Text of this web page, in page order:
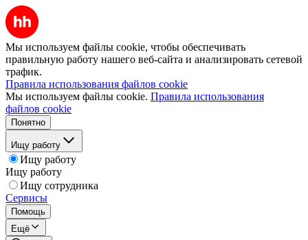
Мы используем файлы cookie, чтобы обеспечивать
правильную работу нашего веб-сайта и анализировать сетевой
трафик.
Правила использования файлов cookie
Мы используем файлы cookie. Правила использования
файлов cookie
Понятно
Ищу работу
Ищу работу
Ищу работу
Ищу сотрудника
Сервисы
Помощь
Ещё